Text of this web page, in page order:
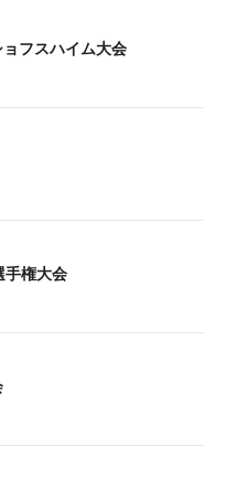
フスハイム大会
手権大会